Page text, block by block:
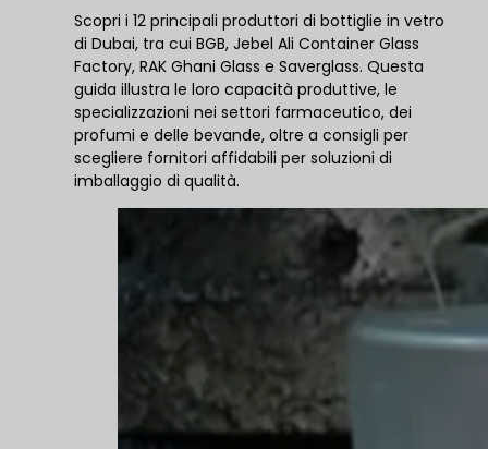
Scopri i 12 principali produttori di bottiglie in vetro
di Dubai, tra cui BGB, Jebel Ali Container Glass
Factory, RAK Ghani Glass e Saverglass. Questa
guida illustra le loro capacità produttive, le
specializzazioni nei settori farmaceutico, dei
profumi e delle bevande, oltre a consigli per
scegliere fornitori affidabili per soluzioni di
imballaggio di qualità.